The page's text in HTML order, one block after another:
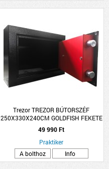
Trezor TREZOR BÚTORSZÉF
250X330X240CM GOLDFISH FEKETE
MABISZ &quot;A&quot;
49 990 Ft
Praktiker
A bolthoz
Info